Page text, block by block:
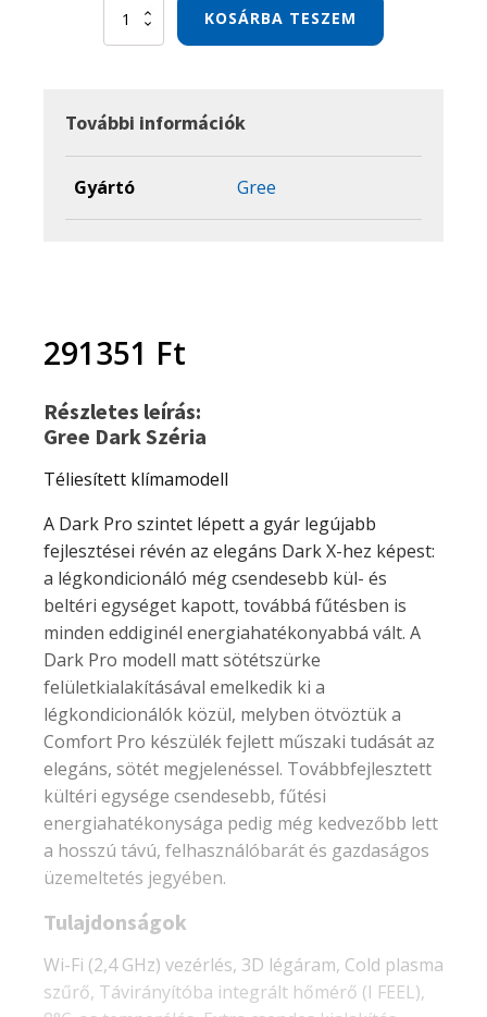
Gree
mennyiség
KOSÁRBA TESZEM
További információk
Gyártó Gree
291351 Ft
Részletes leírás:
Gree Dark Széria
Téliesített klímamodell
A Dark Pro szintet lépett a gyár legújabb
fejlesztései révén az elegáns Dark X-hez képest:
a légkondicionáló még csendesebb kül- és
beltéri egységet kapott, továbbá fűtésben is
minden eddiginél energiahatékonyabbá vált. A
Dark Pro modell matt sötétszürke
felületkialakításával emelkedik ki a
légkondicionálók közül, melyben ötvöztük a
Comfort Pro készülék fejlett műszaki tudását az
elegáns, sötét megjelenéssel. Továbbfejlesztett
kültéri egysége csendesebb, fűtési
energiahatékonysága pedig még kedvezőbb lett
a hosszú távú, felhasználóbarát és gazdaságos
üzemeltetés jegyében.
Tulajdonságok
Wi-Fi (2,4 GHz) vezérlés, 3D légáram, Cold plasma
szűrő, Távirányítóba integrált hőmérő (I FEEL),